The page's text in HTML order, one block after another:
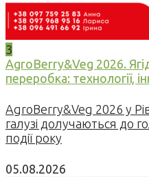
3
AgroBerry&Veg 2026.
переробка: технології,
AgroBerry&Veg 2026 у
галузі долучаються до
події року
05.08.2026